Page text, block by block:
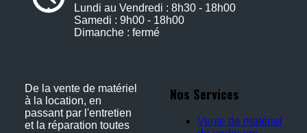
Lundi au Vendredi : 8h30 - 18h00
Samedi : 9h00 - 18h00
Dimanche : fermé
De la vente de matériel
à la location, en
passant par l'entretien
et la réparation toutes
Nos Services
Vente de matériel